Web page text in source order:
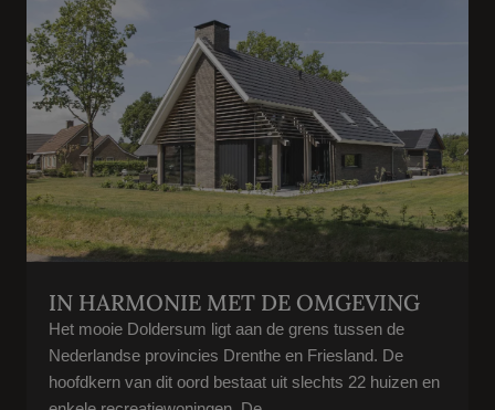
IN HARMONIE MET DE OMGEVING
Het mooie Doldersum ligt aan de grens tussen de
Nederlandse provincies Drenthe en Friesland. De
hoofdkern van dit oord bestaat uit slechts 22 huizen en